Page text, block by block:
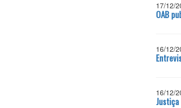
17/12/
OAB
16/12/
16/12/